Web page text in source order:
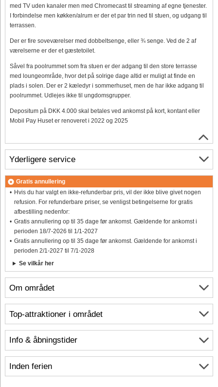
med TV uden kanaler men med Chromecast til streaming af egne tjenester.
I forbindelse men køkken/alrum er der et par trin ned til stuen, og udgang til
terrassen.
Der er fire soveværelser med dobbeltsenge, eller ¾ senge. Ved de 2 af
værelserne er der et gæstetoilet.
Såvel fra poolrummet som fra stuen er der adgang til den store terrasse
med loungeområde, hvor det på solrige dage altid er muligt at finde en
plads i solen. Der er 2 kæledyr i sommerhuset, men de har ikke adgang til
poolrummet. Udlejes ikke til ungdomsgrupper.
Depositum på DKK 4.000 skal betales ved ankomst på kort, kontant eller
Mobil Pay Huset er renoveret i 2022 og 2025
Om området
Info & åbningstider
Inden ferien
Yderligere service
Gratis annullering
Hvis du har valgt en ikke-refunderbar pris, vil der ikke blive givet nogen
refusion. For refunderbare priser, se venligst betingelserne for gratis
afbestilling nedenfor:
Gratis annullering op til 35 dage før ankomst. Gældende for ankomst i
perioden 18/7-2026 til 1/1-2027
Gratis annullering op til 35 dage før ankomst. Gældende for ankomst i
perioden 2/1-2027 til 7/1-2028
Se vilkår her
Top-attraktioner i området